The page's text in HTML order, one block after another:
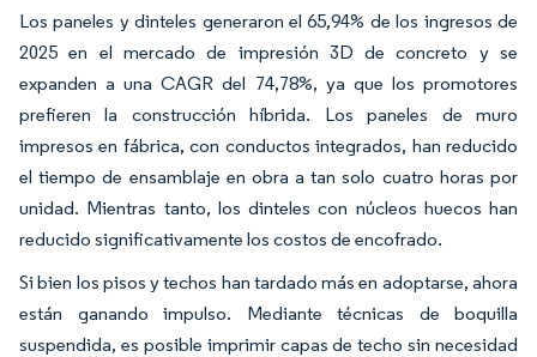
Los paneles y dinteles generaron el 65,94% de los ingresos de
2025 en el mercado de impresión 3D de concreto y se
expanden a una CAGR del 74,78%, ya que los promotores
prefieren la construcción híbrida. Los paneles de muro
impresos en fábrica, con conductos integrados, han reducido
el tiempo de ensamblaje en obra a tan solo cuatro horas por
unidad. Mientras tanto, los dinteles con núcleos huecos han
reducido significativamente los costos de encofrado.
Si bien los pisos y techos han tardado más en adoptarse, ahora
están ganando impulso. Mediante técnicas de boquilla
suspendida, es posible imprimir capas de techo sin necesidad